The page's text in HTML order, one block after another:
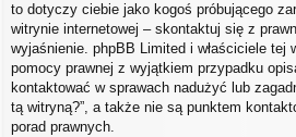
to dotyczy ciebie jako kogoś próbującego
witrynie internetowej – skontaktuj się z
wyjaśnienie. phpBB Limited i właściciele tej
pomocy prawnej z wyjątkiem przypadku
kontaktować w sprawach nadużyć lub
tą witryną?”, a także nie są punktem
porad prawnych.